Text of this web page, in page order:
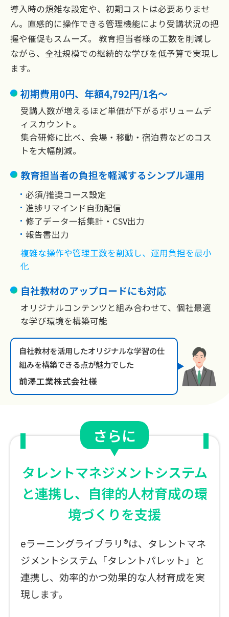
導入時の煩雑な設定や、初期コストは必要ありませ
ん。直感的に操作できる管理機能により受講状況の把
握や催促もスムーズ。 教育担当者様の工数を削減し
ながら、全社規模での継続的な学びを低予算で実現し
ます。
初期費用0円、年額4,792円/1名〜
受講人数が増えるほど単価が下がるボリュームデ
ィスカウント。
集合研修に比べ、会場・移動・宿泊費などのコス
トを大幅削減。
教育担当者の負担を軽減するシンプル運用
必須/推奨コース設定
進捗リマインド自動配信
修了データ一括集計・CSV出力
報告書出力
複雑な操作や管理工数を削減し、運用負担を最小
化
自社教材のアップロードにも対応
オリジナルコンテンツと組み合わせて、個社最適
な学び環境を構築可能
自社教材を活用したオリジナルな学習の仕
組みを構築できる点が魅力でした
前澤工業株式会社様
さらに
タレントマネジメントシステム
と連携し、 自律的人材育成の環
境づくりを支援
eラーニングライブラリ®は、タレントマネ
ジメントシステム「タレントパレット」と
連携し、効率的かつ効果的な人材育成を実
現します。